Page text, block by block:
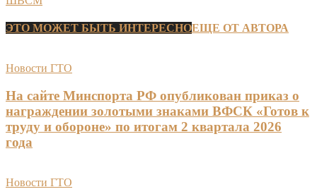
ЭТО МОЖЕТ БЫТЬ ИНТЕРЕСНОЕЩЕ ОТ АВТОРА
Новости ГТО
На сайте Минспорта РФ опубликован приказ о
награждении золотыми знаками ВФСК «Готов к
труду и обороне» по итогам 2 квартала 2026
года
Новости ГТО